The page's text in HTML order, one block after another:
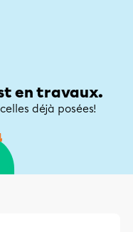
en travaux.
déjà posées!